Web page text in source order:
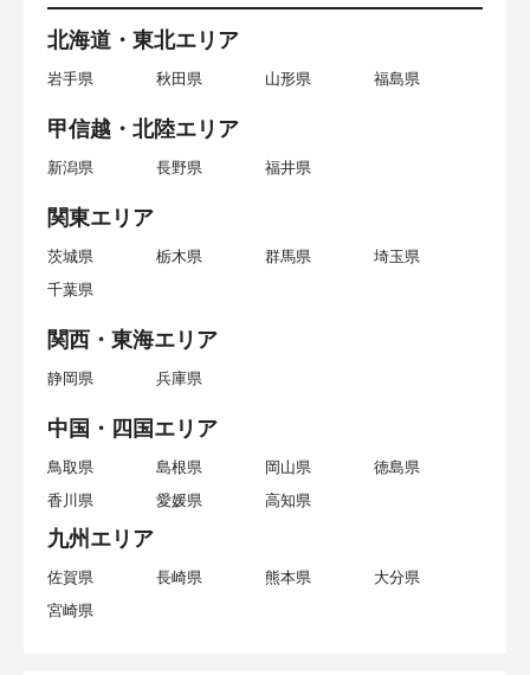
北海道・東北エリア
岩手県 秋田県 山形県 福島県
甲信越・北陸エリア
新潟県 長野県 福井県
関東エリア
茨城県 栃木県 群馬県
埼玉県
千葉県
関西・東海エリア
静岡県 兵庫県
中国・四国エリア
鳥取県 島根県 岡山県
徳島県
香川県
愛媛県 高知県
九州エリア
佐賀県 長崎県 熊本県
大分県
宮崎県